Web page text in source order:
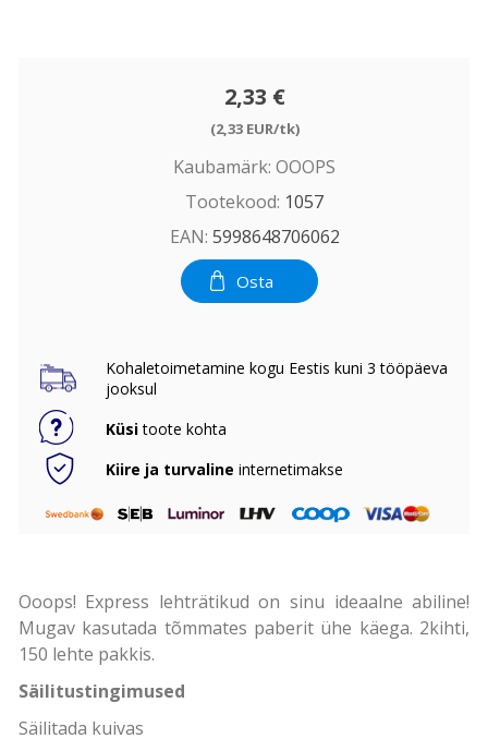
2,33 €
(2,33 EUR/tk)
Kaubamärk: OOOPS
Tootekood: 1057
EAN: 5998648706062
Osta
Kohaletoimetamine kogu Eestis kuni 3 tööpäeva
jooksul
Küsitoote kohta
Kiire ja turvaline internetimakse
Ooops! Express lehträtikud on sinu ideaalne abiline!
Mugav kasutada tõmmates paberit ühe käega. 2kihti,
150 lehte pakkis.
Säilitustingimused
Säilitada kuivas